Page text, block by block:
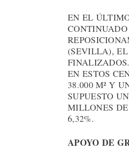
EN EL
(SEVILLA),
EN ESTOS
38.000 M² Y
SUPUESTO
MILLONES
6,32%.
APOYO DE